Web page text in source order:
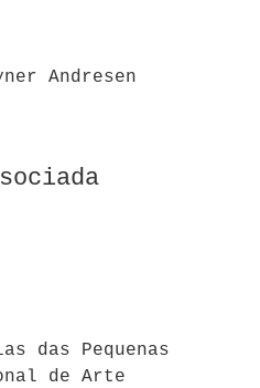
Andresen
das Pequenas
de Arte